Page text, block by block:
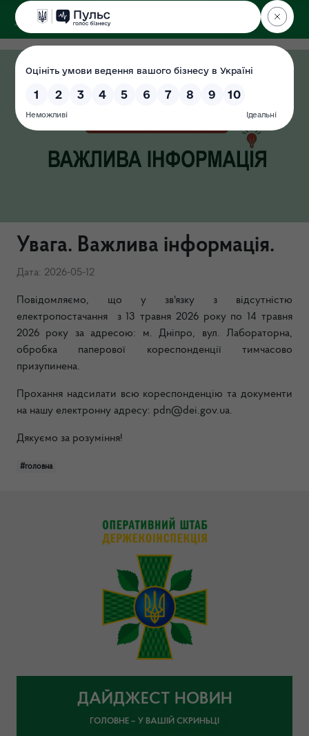
ДЕРЖЕКОІНСПЕКЦІЯ
Увага. Важлива інформація.
Дата: 2026-05-12
Повідомляємо, що у зв'язку з відсутністю
електропостачання з 13 травня 2026 року по 14 травня
2026 року за адресою: м. Дніпро, вул. Лабораторна,
обробка паперової кореспонденції тимчасово
призупинена.
Прохання надсилати всю кореспонденцію та документи
на нашу електронну адресу: pdn@dei.gov.ua.
Дякуємо за розуміння!
#головна
ДАЙДЖЕСТ НОВИН
ГОЛОВНЕ – У ВАШІЙ СКРИНЬЦІ